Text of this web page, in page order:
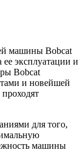
машины Bobcat
ее эксплуатации и
Bobcat
и новейшей
для того,
машины